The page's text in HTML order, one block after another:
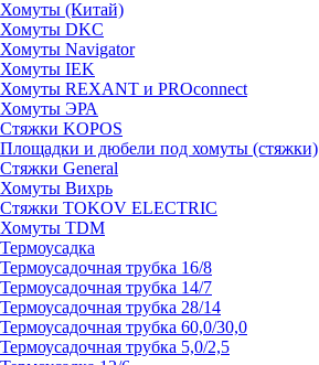
Хомуты (Китай)
Хомуты DKC
Хомуты Navigator
Хомуты IEK
Хомуты REXANT и PROconnect
Хомуты ЭРА
Стяжки KOPOS
Площадки и дюбели под хомуты (стяжки)
Стяжки General
Хомуты Вихрь
Стяжки TOKOV ELECTRIC
Хомуты TDM
Термоусадка
Термоусадочная трубка 16/8
Термоусадочная трубка 14/7
Термоусадочная трубка 28/14
Термоусадочная трубка 60,0/30,0
Термоусадочная трубка 5,0/2,5